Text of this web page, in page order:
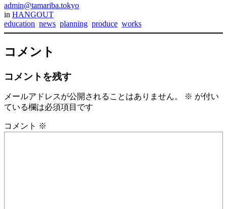
admin@tamariba.tokyo
in HANGOUT
education news planning produce works
コメント
コメントを残す
メールアドレスが公開されることはありません。 ※ が付い
ている欄は必須項目です
コメント ※